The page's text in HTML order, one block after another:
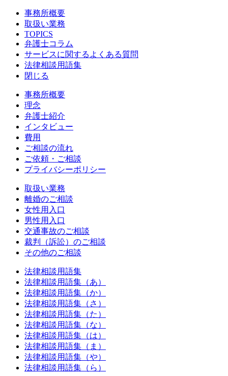
事務所概要
取扱い業務
TOPICS
弁護士コラム
サービスに関するよくある質問
法律相談用語集
閉じる
事務所概要
理念
弁護士紹介
インタビュー
費用
ご相談の流れ
ご依頼・ご相談
プライバシーポリシー
取扱い業務
離婚のご相談
女性用入口
男性用入口
交通事故のご相談
裁判（訴訟）のご相談
その他のご相談
法律相談用語集
法律相談用語集（あ）
法律相談用語集（か）
法律相談用語集（さ）
法律相談用語集（た）
法律相談用語集（な）
法律相談用語集（は）
法律相談用語集（ま）
法律相談用語集（や）
法律相談用語集（ら）